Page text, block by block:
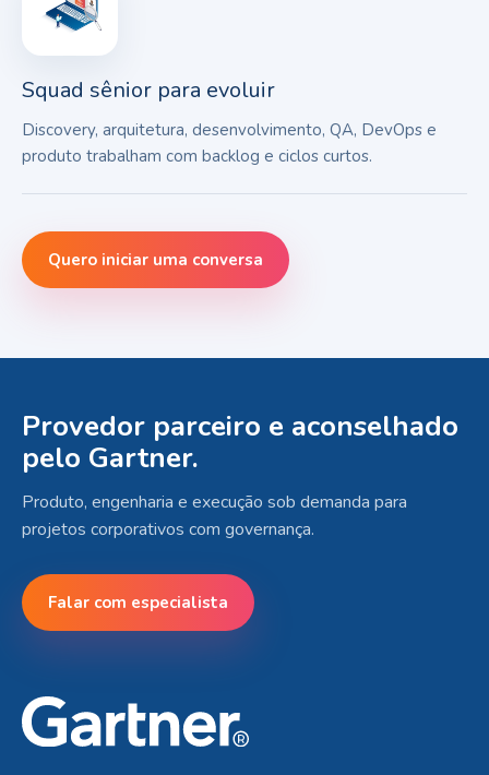
Squad sênior para evoluir
Discovery, arquitetura, desenvolvimento, QA, DevOps e
produto trabalham com backlog e ciclos curtos.
Quero iniciar uma conversa
Provedor parceiro e aconselhado
pelo Gartner.
Produto, engenharia e execução sob demanda para
projetos corporativos com governança.
Falar com especialista